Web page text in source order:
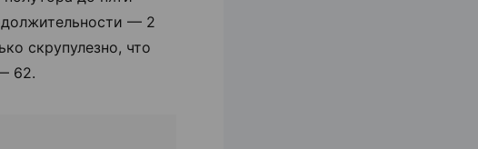
— 2
скрупулезно, что
62.